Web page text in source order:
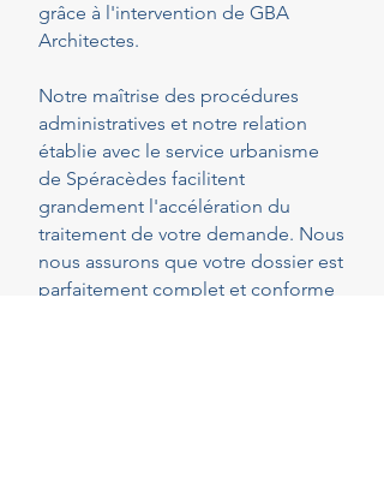
grâce à l'intervention de GBA
Architectes.
Notre maîtrise des procédures
administratives et notre relation
établie avec le service urbanisme
de Spéracèdes facilitent
grandement l'accélération du
traitement de votre demande. Nous
nous assurons que votre dossier est
parfaitement complet et conforme